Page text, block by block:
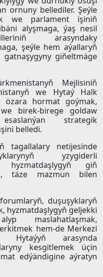
ornuny bellediler. Şeýle
we parlament işiniň
alyşmaga, ýaş nesil
arasyndaky
şeýle hem aýallaryň
giňeltmäge
Mejlisiniň
we Hytaý Halk
özara hormat goýmak,
birek-birege goldaw
strategik
belledi.
tagallalary netijesinde
yzygiderli
hyzmatdaşlygyň giň
täze mazmun bilen
duşuşyklaryň
hyzmatdaşlygyň geljekki
maslahatlaşmak,
hem-de Merkezi
arasynda
kesgitlemek üçin
edýändigine aýratyn